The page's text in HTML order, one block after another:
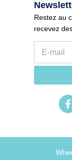
Restez au
recevez
E
m
l
n
m